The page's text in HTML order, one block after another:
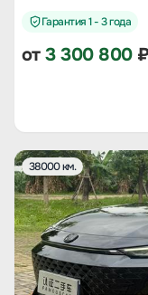
Гарантия 1 - 3 года
от3 300 800
38000 км.